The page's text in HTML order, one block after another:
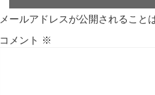
メールアドレスが公開されること
コメント ※